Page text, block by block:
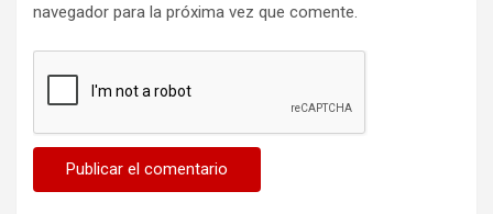
navegador para la próxima vez que comente.